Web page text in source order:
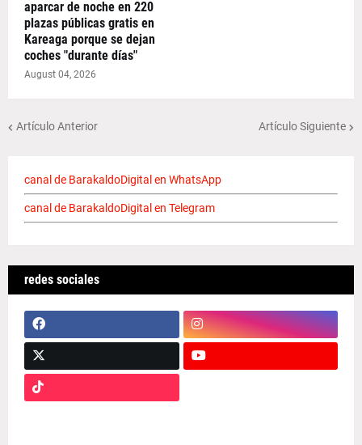
aparcar de noche en 220
plazas públicas gratis en
Kareaga porque se dejan
coches "durante días"
August 04, 2026
Artículo Anterior Artículo Siguiente
canal de BarakaldoDigital en WhatsApp
canal de BarakaldoDigital en Telegram
redes sociales